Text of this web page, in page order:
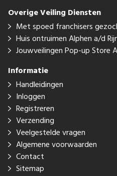
Overige Veiling Diensten
Met spoed franchisers
Huis ontruimen Alphen a/d
Jouwveilingen Pop-up Store
Informatie
Handleidingen
Inloggen
Registreren
Verzending
Veelgestelde vragen
Algemene voorwaarden
Contact
Sitemap